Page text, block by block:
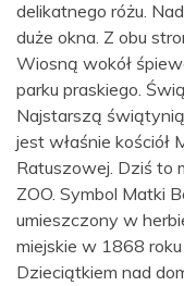
delikatnego różu.
duże okna. Z obu
Wiosną wokół
parku praskiego.
Najstarszą
jest właśnie kościół
Ratuszowej. Dziś to
ZOO. Symbol Matki
umieszczony w
miejskie w 1868
Dzieciątkiem nad